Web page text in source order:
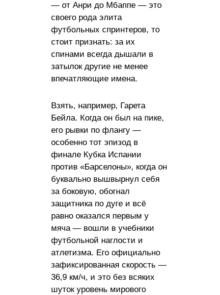
— от Анри до Мбаппе — это
своего рода элита
футбольных спринтеров, то
стоит признать: за их
спинами всегда дышали в
затылок другие не менее
впечатляющие имена.
Взять, например, Гарета
Бейла. Когда он был на пике,
его рывки по флангу —
особенно тот эпизод в
финале Кубка Испании
против «Барселоны», когда он
буквально вышвырнул себя
за боковую, обогнал
защитника по дуге и всё
равно оказался первым у
мяча — вошли в учебники
футбольной наглости и
атлетизма. Его официально
зафиксированная скорость —
36,9 км/ч, и это без всяких
шуток уровень мирового